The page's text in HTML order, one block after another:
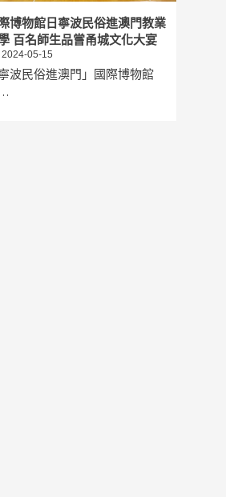
博物館日寧波民俗進澳門教業
百名師生品嘗甬城文化大宴
2024-05-15
寧波民俗進澳門」國際博物館